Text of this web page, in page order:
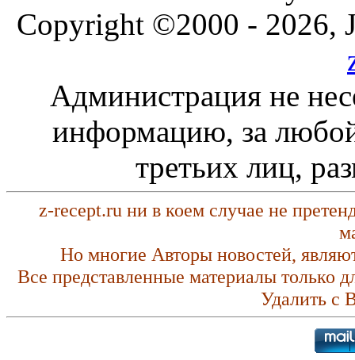
Copyright ©2000 - 2026,
Администрация не
информацию, за любой
третьих лиц,
z-recept.ru ни в коем случае не
Но многие Авторы новостей,
Все представленные материалы только
Удалить с